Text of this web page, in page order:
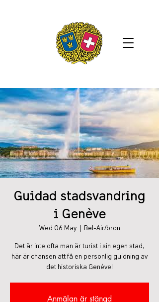
Guidad stadsvandring
i Genève
Wed 06 May
  |
Bel-Air/bron
Det är inte ofta man är turist i sin egen stad,
här är chansen att få en personlig guidning av
det historiska Genève!
Anmälan är stängd